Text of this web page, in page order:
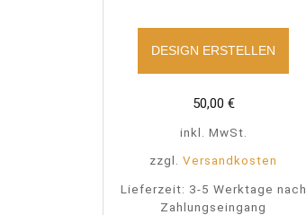
DESIGN ERSTELLEN
50,00 €
inkl. MwSt.
zzgl.Versandkosten
Lieferzeit: 3-5 Werktage nach
Zahlungseingang